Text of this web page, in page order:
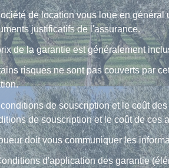
de location vous loue en
justificatifs de l'assurance.
de la garantie est généralement
risques ne sont pas couverts par
conditions de souscription et le coût
de souscription et le coût de ces
doit vous communiquer les
d'application des garantie